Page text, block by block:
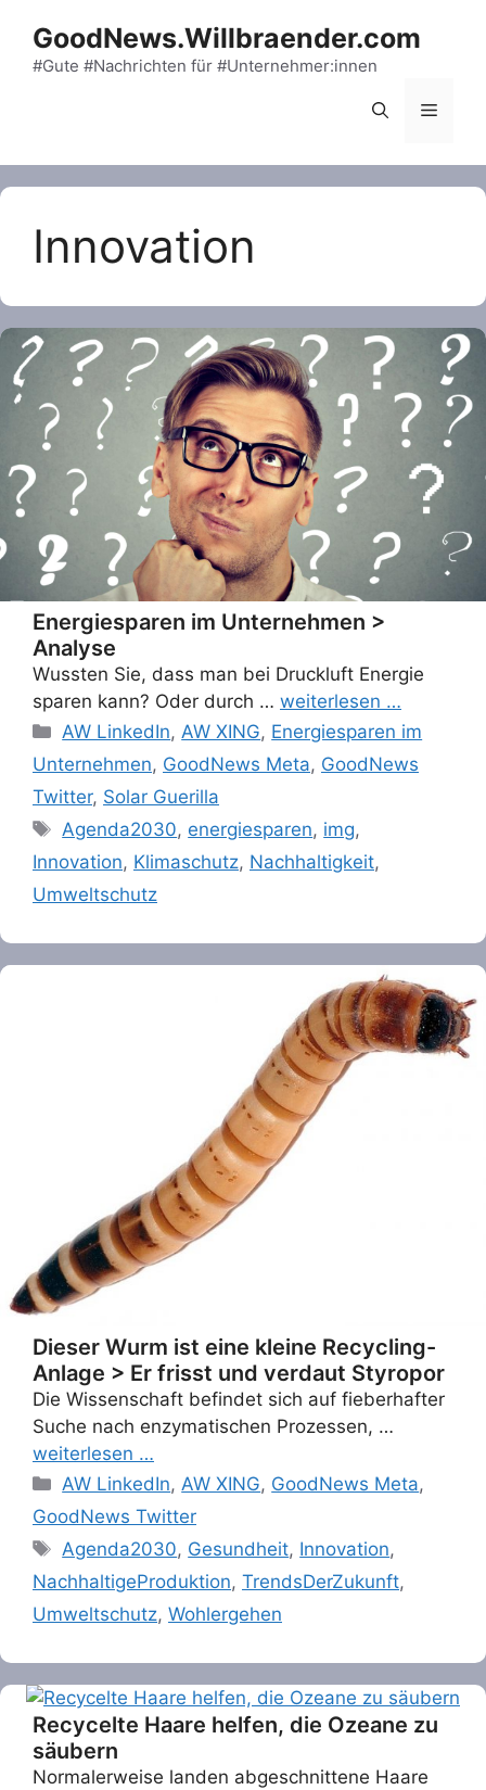
content
GoodNews.Willbraender.com
#Gute #Nachrichten für #Unternehmer:innen
Menu
Innovation
Energiesparen im Unternehmen >
Analyse
Wussten Sie, dass man bei Druckluft Energie
sparen kann? Oder durch … weiterlesen …
Categories
AW LinkedIn,AW XING, Energiesparen im
Unternehmen, GoodNews Meta, GoodNews
Twitter, Solar Guerilla
Tags
Agenda2030, energiesparen, img,
Innovation, Klimaschutz, Nachhaltigkeit,
Umweltschutz
Dieser Wurm ist eine kleine Recycling-
Anlage > Er frisst und verdaut Styropor
Die Wissenschaft befindet sich auf fieberhafter
Suche nach enzymatischen Prozessen, …
weiterlesen …
Categories
AW LinkedIn,AW XING, GoodNews Meta,
GoodNews Twitter
Tags
Agenda2030, Gesundheit, Innovation,
NachhaltigeProduktion, TrendsDerZukunft,
Umweltschutz, Wohlergehen
Recycelte Haare helfen, die Ozeane zu
säubern
Normalerweise landen abgeschnittene Haare